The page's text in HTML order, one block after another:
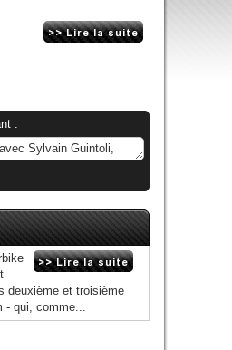
:
deuxième et troisième
- qui, comme...